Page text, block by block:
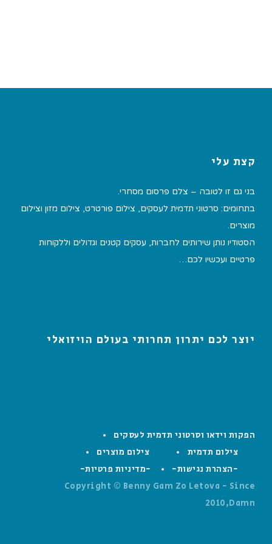
קצת עלי
בני גם זו לטובה – צלם פרסום מסחרי.
בתחומים: סרטוני תדמית לעסקים, צילום פורטרט, צילום מזון וצילום
מוצרים.
הסטודיו נותן שירותים לחברות, עסקים קטנים וגדולים וללקוחות
פרטיים ועכשיו לכם…
יוצר לכם יתרון תחרותי בעולם הויזואלי
הפקות וידאו וסרטוני תדמית לעסקים
צילום תדמית
צילום מוצרים
-הצהרת נגישות-
-מדיניות פרטיות-
Copyright © Benny Gam Zo Letova - Since
2010,Damn